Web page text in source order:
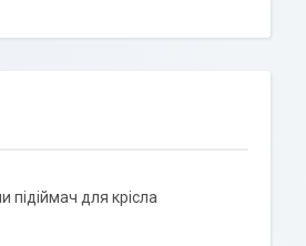
для крісла